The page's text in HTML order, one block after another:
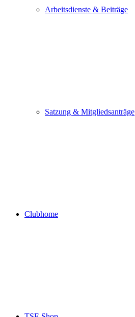
Arbeitsdienste & Beiträge
Satzung & Mitgliedsanträge
Clubhome